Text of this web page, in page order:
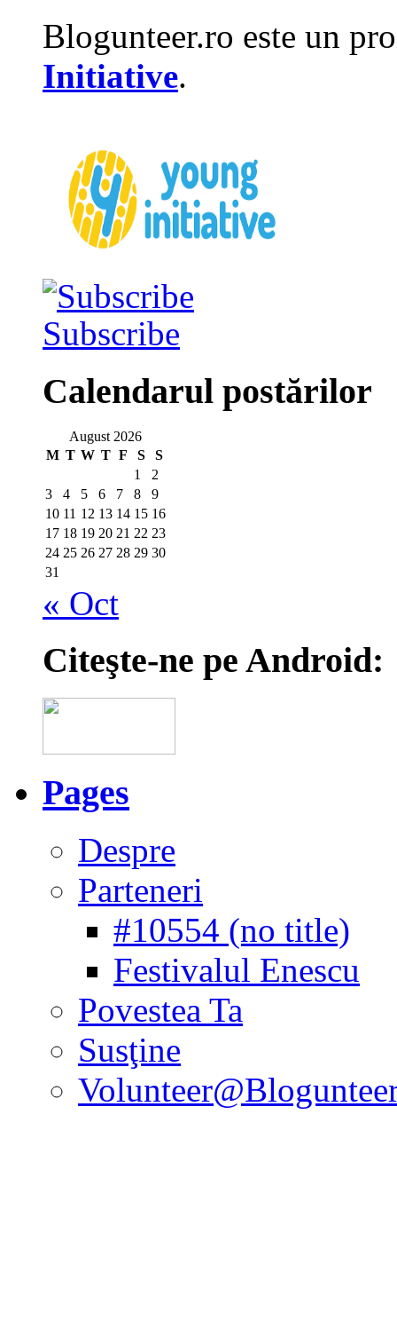
Blogunteer.ro este un
Initiative.
Subscribe
Calendarul postărilor
August 2026
M T W T F S
S
1
2
3
4 5 6 7 8
9
10 11 12 13 14 15 16
17 18 19 20 21 22 23
24 25 26 27 28 29 30
31
« Oct
Citeşte-ne pe Android:
Pages
Despre
Parteneri
#10554 (no title)
Festivalul Enescu
Povestea Ta
Susţine